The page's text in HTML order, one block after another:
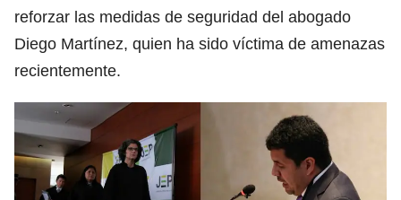
reforzar las medidas de seguridad del abogado
Diego Martínez, quien ha sido víctima de amenazas
recientemente.